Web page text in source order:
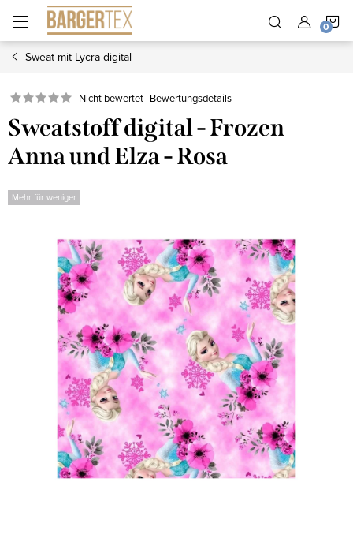
Inhalt
springen
Sweat mit Lycra digital
Nicht bewertet Bewertungsdetails
Sweatstoff digital - Frozen
Anna und Elza - Rosa
Mehr für weniger